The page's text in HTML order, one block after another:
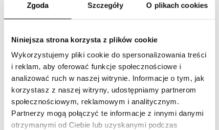
Zgoda Szczegóły O plikach cookies
Niniejsza strona korzysta z plików cookie
Wykorzystujemy pliki cookie do spersonalizowania treści
i reklam, aby oferować funkcje społecznościowe i
analizować ruch w naszej witrynie. Informacje o tym, jak
korzystasz z naszej witryny, udostępniamy partnerom
społecznościowym, reklamowym i analitycznym.
Partnerzy mogą połączyć te informacje z innymi danymi
otrzymanymi od Ciebie lub uzyskanymi podczas